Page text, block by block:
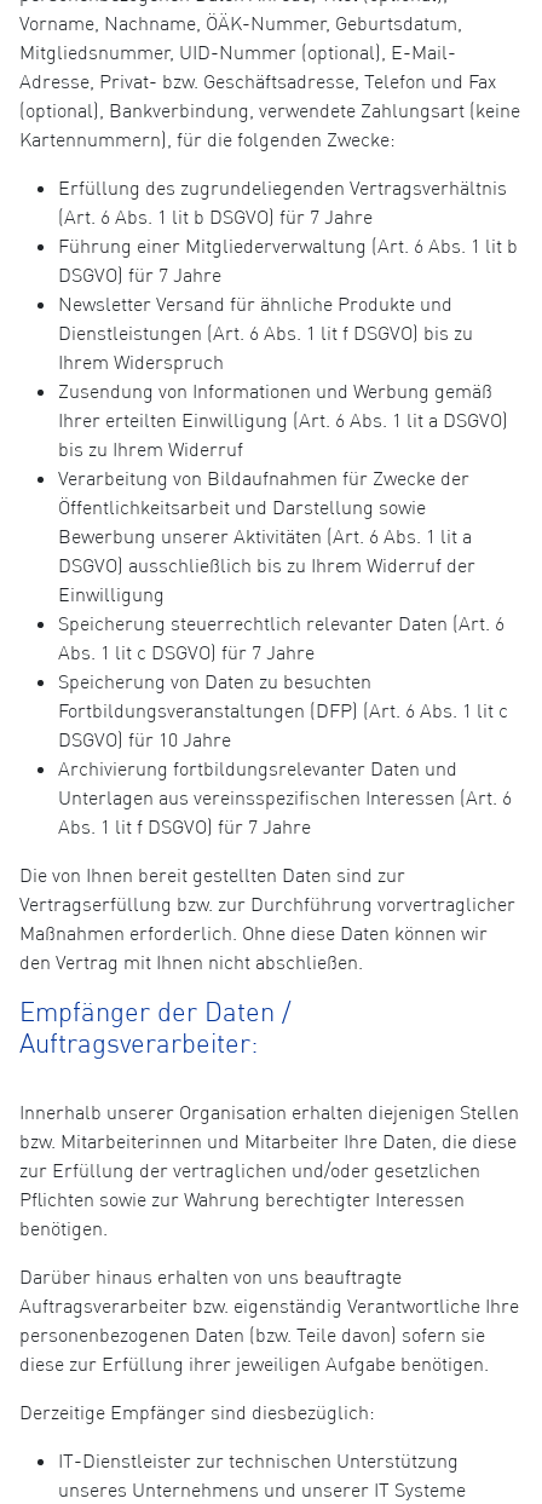
Vorname, Nachname, ÖÄK-Nummer, Geburtsdatum,
Mitgliedsnummer, UID-Nummer (optional), E-Mail-
Adresse, Privat- bzw. Geschäftsadresse, Telefon und Fax
(optional), Bankverbindung, verwendete Zahlungsart (keine
Kartennummern), für die folgenden Zwecke:
Erfüllung des zugrundeliegenden Vertragsverhältnis
(Art. 6 Abs. 1 lit b DSGVO) für 7 Jahre
Führung einer Mitgliederverwaltung (Art. 6 Abs. 1 lit b
DSGVO) für 7 Jahre
Newsletter Versand für ähnliche Produkte und
Dienstleistungen (Art. 6 Abs. 1 lit f DSGVO) bis zu
Ihrem Widerspruch
Zusendung von Informationen und Werbung gemäß
Ihrer erteilten Einwilligung (Art. 6 Abs. 1 lit a DSGVO)
bis zu Ihrem Widerruf
Verarbeitung von Bildaufnahmen für Zwecke der
Öffentlichkeitsarbeit und Darstellung sowie
Bewerbung unserer Aktivitäten (Art. 6 Abs. 1 lit a
DSGVO) ausschließlich bis zu Ihrem Widerruf der
Einwilligung
Speicherung steuerrechtlich relevanter Daten (Art. 6
Abs. 1 lit c DSGVO) für 7 Jahre
Speicherung von Daten zu besuchten
Fortbildungsveranstaltungen (DFP) (Art. 6 Abs. 1 lit c
DSGVO) für 10 Jahre
Archivierung fortbildungsrelevanter Daten und
Unterlagen aus vereinsspezifischen Interessen (Art. 6
Abs. 1 lit f DSGVO) für 7 Jahre
Die von Ihnen bereit gestellten Daten sind zur
Vertragserfüllung bzw. zur Durchführung vorvertraglicher
Maßnahmen erforderlich. Ohne diese Daten können wir
den Vertrag mit Ihnen nicht abschließen.
Empfänger der Daten /
Auftragsverarbeiter:
Innerhalb unserer Organisation erhalten diejenigen Stellen
bzw. Mitarbeiterinnen und Mitarbeiter Ihre Daten, die diese
zur Erfüllung der vertraglichen und/oder gesetzlichen
Pflichten sowie zur Wahrung berechtigter Interessen
benötigen.
Darüber hinaus erhalten von uns beauftragte
Auftragsverarbeiter bzw. eigenständig Verantwortliche Ihre
personenbezogenen Daten (bzw. Teile davon) sofern sie
diese zur Erfüllung ihrer jeweiligen Aufgabe benötigen.
Derzeitige Empfänger sind diesbezüglich:
IT-Dienstleister zur technischen Unterstützung
unseres Unternehmens und unserer IT Systeme